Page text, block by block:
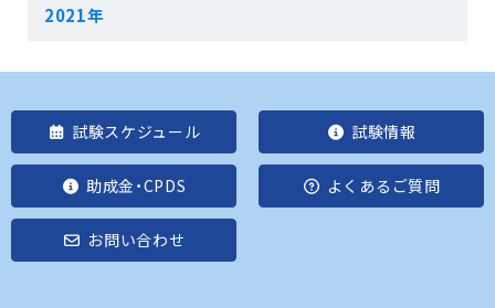
2021年
試験スケジュール 試験情報
助成金・CPDS よくあるご質問
お問い合わせ